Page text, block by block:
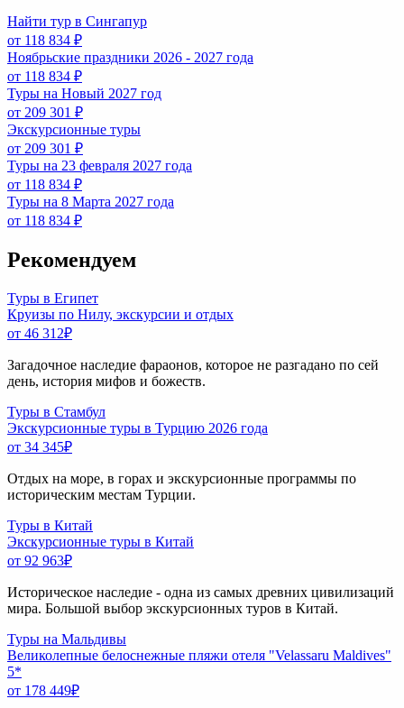
Найти тур в Сингапур
от 118 834 ₽
Ноябрьские праздники 2026 - 2027 года
от 118 834 ₽
Туры на Новый 2027 год
от 209 301 ₽
Экскурсионные туры
от 209 301 ₽
Туры на 23 февраля 2027 года
от 118 834 ₽
Туры на 8 Марта 2027 года
от 118 834 ₽
Рекомендуем
Туры в Египет
Круизы по Нилу, экскурсии и отдых
от 46 312₽
Загадочное наследие фараонов, которое не разгадано по сей
день, история мифов и божеств.
Туры в Стамбул
Экскурсионные туры в Турцию 2026 года
от 34 345₽
Отдых на море, в горах и экскурсионные программы по
историческим местам Турции.
Туры в Китай
Экскурсионные туры в Китай
от 92 963₽
Историческое наследие - одна из самых древних цивилизаций
мира. Большой выбор экскурсионных туров в Китай.
Туры на Мальдивы
Великолепные белоснежные пляжи отеля "Velassaru Maldives"
5*
от 178 449₽